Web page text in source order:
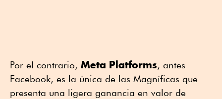
Por el contrario, Meta Platforms, antes
Facebook, es la única de las Magníficas que
presenta una ligera ganancia en valor de